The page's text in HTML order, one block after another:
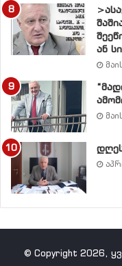
ან
© Copyright 2026,